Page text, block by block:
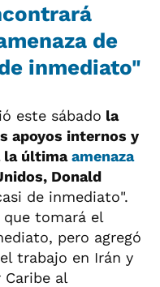
de
inmediato"
este sábado la
apoyos internos y
la últimaamenaza
Donald
de inmediato".
que tomará el
pero agregó
trabajo en Irán y
al